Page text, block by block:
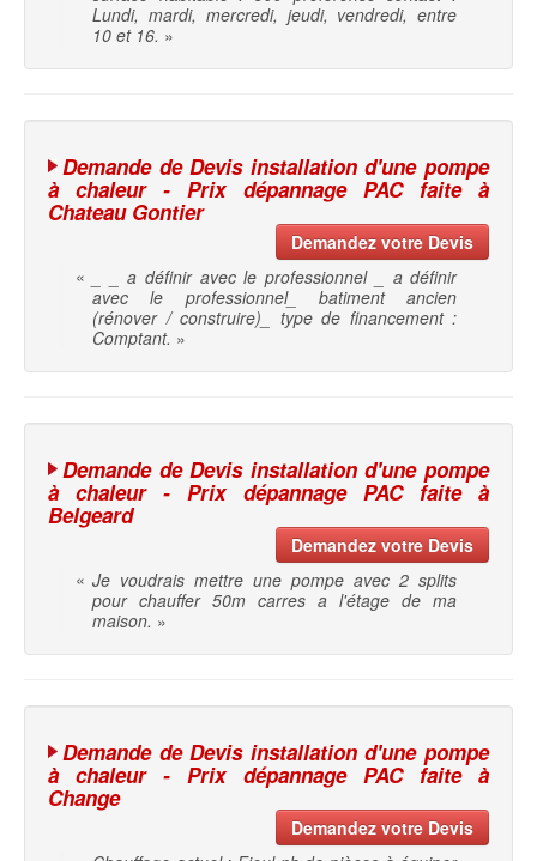
Lundi, mardi, mercredi, jeudi, vendredi, entre
10 et 16. »
Demande de Devis installation d'une pompe
à chaleur - Prix dépannage PAC faite à
Chateau Gontier
Demandez votre Devis
«
_ _ a définir avec le professionnel _ a définir
avec le professionnel_ batiment ancien
(rénover / construire)_ type de financement :
Comptant. »
Demande de Devis installation d'une pompe
à chaleur - Prix dépannage PAC faite à
Belgeard
Demandez votre Devis
« Je voudrais mettre une pompe avec 2 splits
pour chauffer 50m carres a l'étage de ma
maison. »
Demande de Devis installation d'une pompe
à chaleur - Prix dépannage PAC faite à
Change
Demandez votre Devis